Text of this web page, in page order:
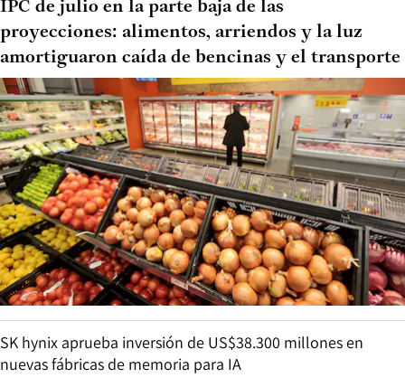
IPC de julio en la parte baja de las
proyecciones: alimentos, arriendos y la luz
amortiguaron caída de bencinas y el transporte
SK hynix aprueba inversión de US$38.300 millones en
nuevas fábricas de memoria para IA